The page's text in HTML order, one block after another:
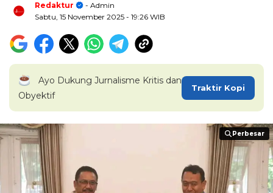
Redaktur
- Admin
Sabtu, 15 November 2025 - 19:26 WIB
Ayo Dukung Jurnalisme Kritis dan
Obyektif
Traktir Kopi
Perbesar
Perbesar